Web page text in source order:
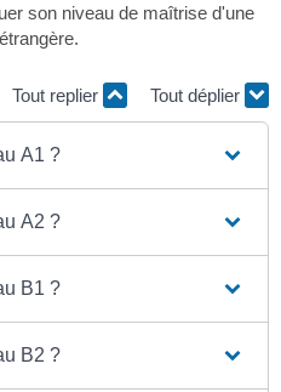
son niveau de maîtrise d'une
Tout replier Tout déplier
A1 ?
A2 ?
B1 ?
B2 ?